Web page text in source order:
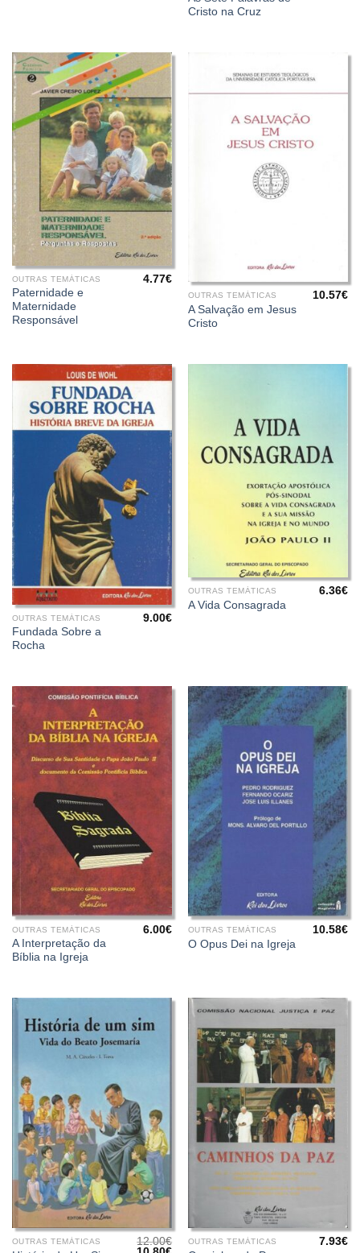
Cristo na Cruz
OUTRAS TEMÁTICAS
Paternidade e
Maternidade
Responsável
4.77€
OUTRAS TEMÁTICAS
A Salvação em Jesus
Cristo
10.57€
OUTRAS TEMÁTICAS
Fundada Sobre a
Rocha
9.00€
OUTRAS TEMÁTICAS
A Vida Consagrada
6.36€
OUTRAS TEMÁTICAS
A Interpretação da
Bíblia na Igreja
6.00€ OUTRAS TEMÁTICAS
O Opus Dei na Igreja
10.58€
OUTRAS TEMÁTICAS 12.00€
OUTRAS TEMÁTICAS 7.93€